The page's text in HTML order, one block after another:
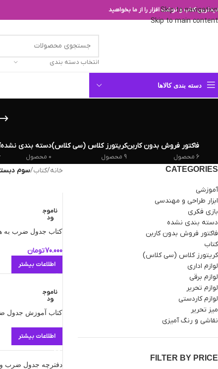
Skip to navigation
Skip to main content
کتاب و نوشت افزار را از ما بخواهید
انتخاب دسته بندی
دسته بندی کالاها
فاکتور فروش بدون کاربن
6 محصول
کریتورز کلاس (سی کلاس)
9 محصول
دسته بندی نشده
0 محصول
CATEGORIES
آموزشی
ابزار طراحی و مهندسی
بازی فکری
دسته بندی نشده
فاکتور فروش بدون کاربن
کتاب
کریتورز کلاس (سی کلاس)
لوازم اداری
لوازم برقی
لوازم تحریر
لوازم کاردستی
میز تحریر
نقاشی و رنگ آمیزی
FILTER BY PRICE
خانه/کتاب/سوم
ناموج
ود
کتاب جدول ضرب به
70.000تومان
اطلاعات بیشتر
ناموج
ود
کتاب آموزش جدول
اطلاعات بیشتر
دفترچه جدول ضرب و